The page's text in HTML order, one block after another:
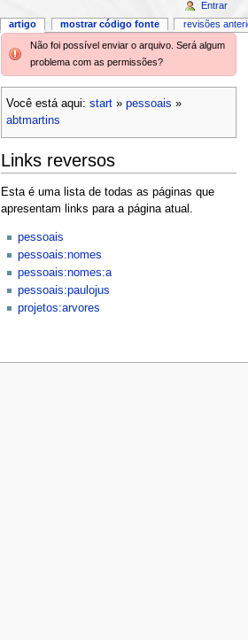
Não foi possível enviar o arquivo. Será algum
problema com as permissões?
Você está aqui: start» pessoais »
abtmartins
Links reversos
Esta é uma lista de todas as páginas que
apresentam links para a página atual.
pessoais
pessoais:nomes
pessoais:nomes:a
pessoais:paulojus
projetos:arvores
artigo mostrar código fonte revisões
Entrar